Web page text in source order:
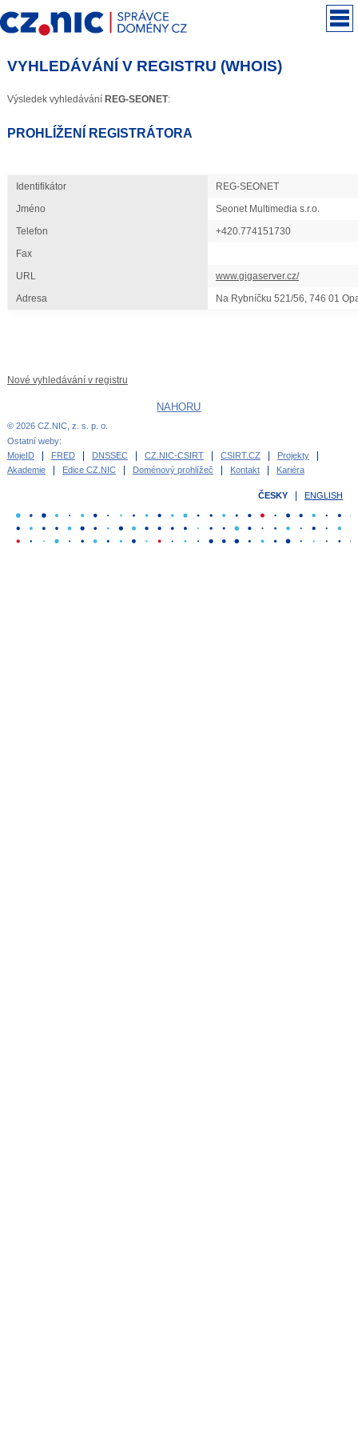
VYHLEDÁVÁNÍ V REGISTRU (WHOIS)
Výsledek vyhledávání REG-SEONET:
PROHLÍŽENÍ REGISTRÁTORA
Identifikátor
REG-SEONET
Jméno
Seonet Multimedia s.r.o.
Telefon
+420.774151730
Fax
URL
www.gigaserver.cz/
Adresa
Na Rybníčku 521/56, 746 01
Nové vyhledávání v registru
NAHORU
© 2026 CZ.NIC, z. s. p. o.
Ostatní weby:
MojeID
FRED DNSSEC CZ.NIC-CSIRT CSIRT.CZ
Projekty
Akademie
Edice CZ.NIC Doménový prohlížeč Kontakt Kariéra
ČESKY ENGLISH